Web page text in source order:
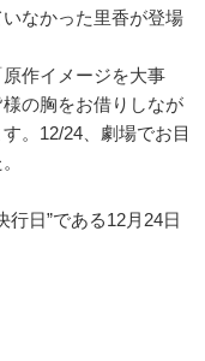
なかった里香が登場
作イメージを大事
の胸をお借りしなが
。12/24、劇場でお目
行日”である12月24日